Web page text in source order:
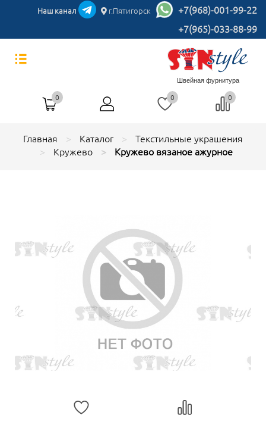
Наш канал г.Пятигорск
+7(968)-001-99-22
+7(965)-033-88-99
Швейная фурнитура
0 0 0
Главная Каталог
Текстильные украшения
Кружево
Кружево вязаное ажурное